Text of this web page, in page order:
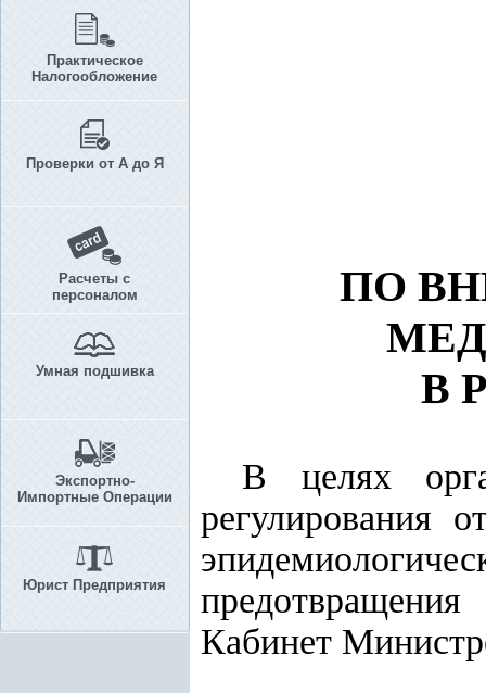
Практическое
Налогообложение
Проверки от А до Я
Расчеты с
персоналом
Умная подшивка
Экспортно-
Импортные Операции
Юрист Предприятия
ПО
В
В целях
регулирования
Кабинет